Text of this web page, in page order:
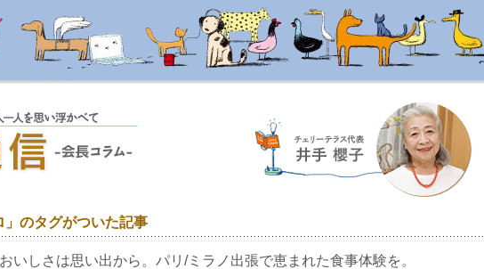
」のタグがついた記事
いしさは思い出から。パリ/ミラノ出張で恵まれた食事体験を。